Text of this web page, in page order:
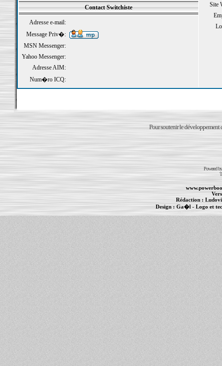
Site
Contact Switchiste
Adresse e-mail:
Message Priv�:
MSN Messenger:
Yahoo Messenger:
Adresse AIM:
Num�ro ICQ:
Pour soutenir le développement
Powered
Rédaction :
Design : Ga�l- Logo et